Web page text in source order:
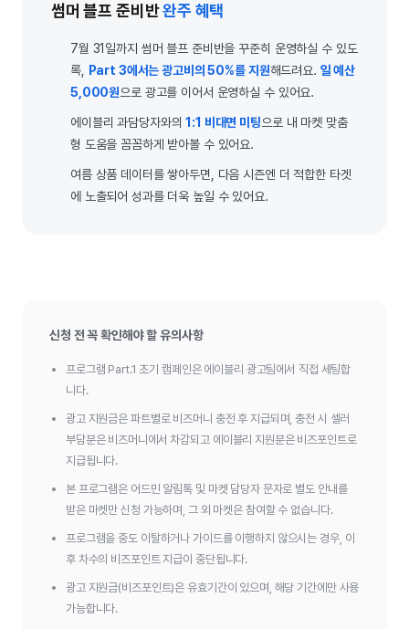
썸머 블프 준비반완주 혜택
7월 31일까지 썸머 블프 준비반을 꾸준히 운영하실 수 있도
록, Part 3에서는 광고비의 50%를 지원해드려요. 일 예산
5,000원으로 광고를 이어서 운영하실 수 있어요.
에이블리 과담당자와의1:1 비대면 미팅으로 내 마켓 맞춤
형 도움을 꼼꼼하게 받아볼 수 있어요.
여름 상품 데이터를 쌓아두면, 다음 시즌엔 더 적합한 타겟
에 노출되어 성과를 더욱 높일 수 있어요.
신청 전 꼭 확인해야 할 유의사항
프로그램 Part.1 초기 캠페인은 에이블리 광고팀에서 직접 세팅합
니다.
광고 지원금은 파트별로 비즈머니 충전 후 지급되며, 충전 시 셀러
부담분은 비즈머니에서 차감되고 에이블리 지원분은 비즈포인트로
지급됩니다.
본 프로그램은 어드민 알림톡 및 마켓 담당자 문자로 별도 안내를
받은 마켓만 신청 가능하며, 그 외 마켓은 참여할 수 없습니다.
프로그램을 중도 이탈하거나 가이드를 이행하지 않으시는 경우, 이
후 차수의 비즈포인트 지급이 중단됩니다.
광고 지원금(비즈포인트)은 유효기간이 있으며, 해당 기간에만 사용
가능합니다.